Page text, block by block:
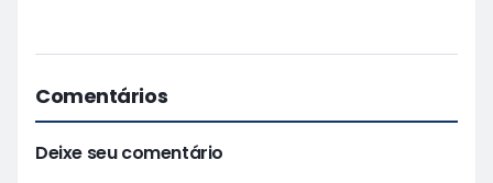
Comentários
Deixe seu comentário